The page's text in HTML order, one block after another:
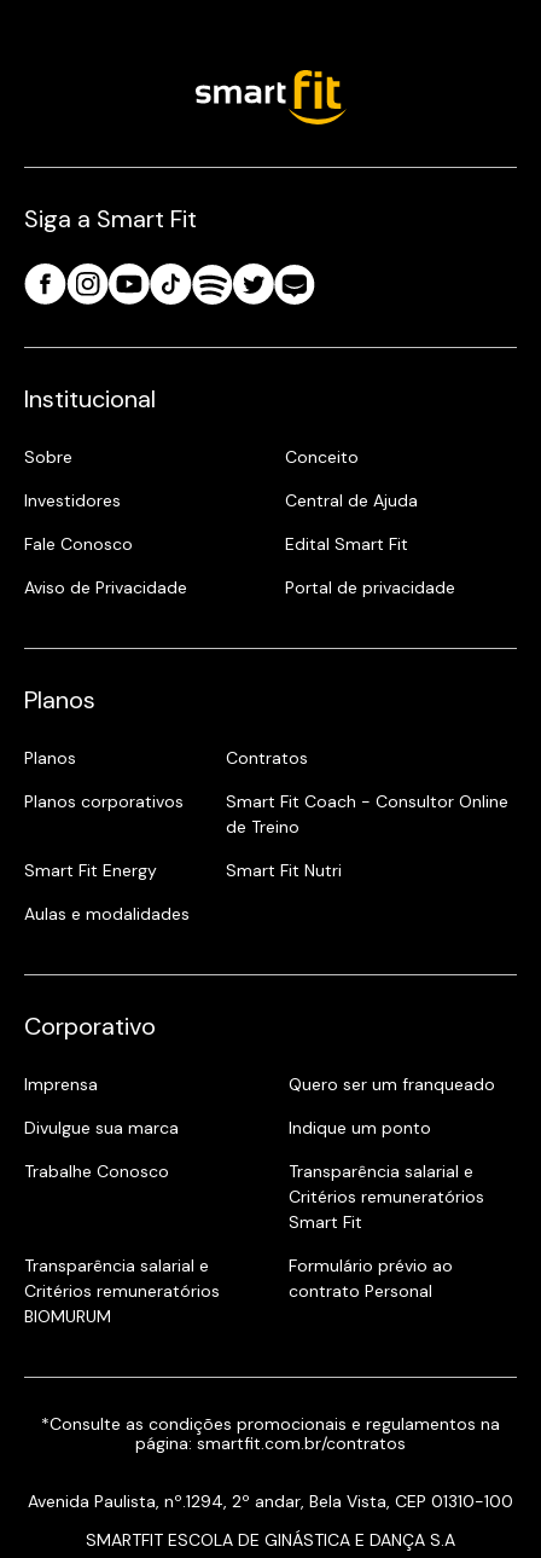
Siga a Smart Fit
Institucional
Sobre
Conceito
Investidores
Central de Ajuda
Fale Conosco
Edital Smart Fit
Aviso de Privacidade
Portal de privacidade
Planos
Planos
Contratos
Planos corporativos
Smart Fit Coach - Consultor Online
de Treino
Smart Fit Energy
Smart Fit Nutri
Aulas e modalidades
Corporativo
Imprensa
Quero ser um franqueado
Divulgue sua marca
Indique um ponto
Trabalhe Conosco
Transparência salarial e
Critérios remuneratórios
Smart Fit
Transparência salarial e
Critérios remuneratórios
BIOMURUM
Formulário prévio ao
contrato Personal
*Consulte as condições promocionais e regulamentos na
página: smartfit.com.br/contratos
Avenida Paulista, nº.1294, 2º andar, Bela Vista, CEP 01310-100
SMARTFIT ESCOLA DE GINÁSTICA E DANÇA S.A